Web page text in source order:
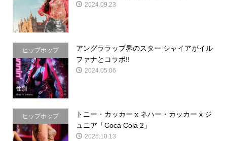
2024.09.23
ヒップホップ
アングララップ界のスター シャイアがイル
ファナとコラボ!!
2024.05.06
ヒップホップ
トニー・カッカー x ネハー・カッカー x ジ
ュニア「Coca Cola 2」
2025.10.13